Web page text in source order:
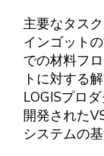
主要なタス
インゴット
での材料フ
トに対する
LOGISプロ
開発された
システムの